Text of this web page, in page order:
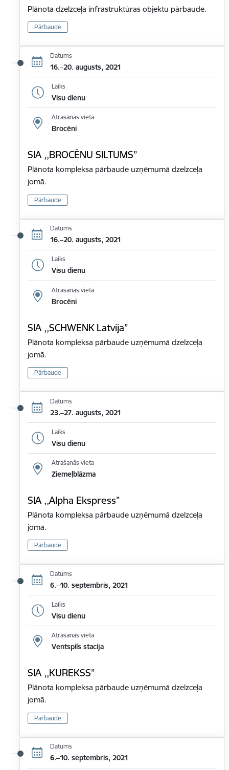
Plānota dzelzceļa infrastruktūras objektu pārbaude.
Pārbaude
Datums
16.–20. augusts, 2021
Laiks
Visu dienu
Atrašanās vieta
Brocēni
SIA ,,BROCĒNU SILTUMS”
Plānota kompleksa pārbaude uzņēmumā dzelzceļa
jomā.
Pārbaude
Datums
16.–20. augusts, 2021
Laiks
Visu dienu
Atrašanās vieta
Brocēni
SIA ,,SCHWENK Latvija”
Plānota kompleksa pārbaude uzņēmumā dzelzceļa
jomā.
Pārbaude
Datums
23.–27. augusts, 2021
Laiks
Visu dienu
Atrašanās vieta
Ziemeļblāzma
SIA ,,Alpha Ekspress”
Plānota kompleksa pārbaude uzņēmumā dzelzceļa
jomā.
Pārbaude
Datums
6.–10. septembris, 2021
Laiks
Visu dienu
Atrašanās vieta
Ventspils stacija
SIA ,,KUREKSS”
Plānota kompleksa pārbaude uzņēmumā dzelzceļa
jomā.
Pārbaude
Datums
6.–10. septembris, 2021